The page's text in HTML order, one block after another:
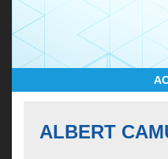
ALBERT